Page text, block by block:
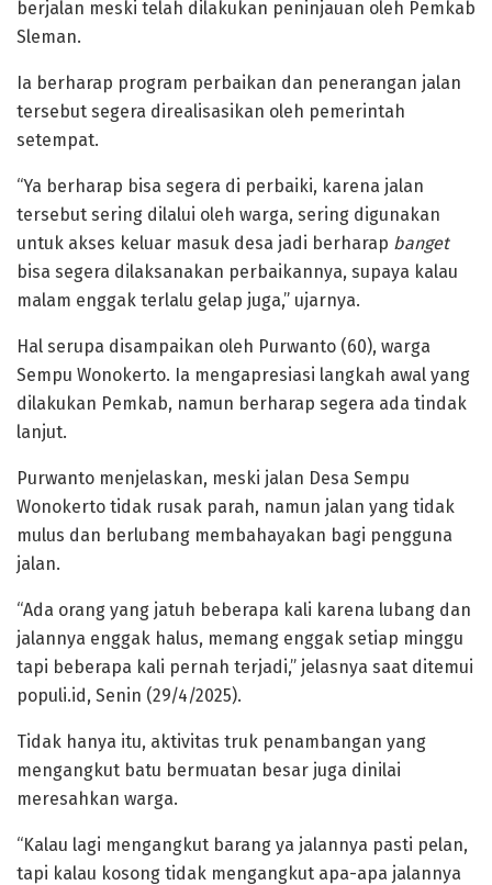
berjalan meski telah dilakukan peninjauan oleh Pemkab
Sleman.
Ia berharap program perbaikan dan penerangan jalan
tersebut segera direalisasikan oleh pemerintah
setempat.
“Ya berharap bisa segera di perbaiki, karena jalan
tersebut sering dilalui oleh warga, sering digunakan
untuk akses keluar masuk desa jadi berharap banget
bisa segera dilaksanakan perbaikannya, supaya kalau
malam enggak terlalu gelap juga,” ujarnya.
Hal serupa disampaikan oleh Purwanto (60), warga
Sempu Wonokerto. Ia mengapresiasi langkah awal yang
dilakukan Pemkab, namun berharap segera ada tindak
lanjut.
Purwanto menjelaskan, meski jalan Desa Sempu
Wonokerto tidak rusak parah, namun jalan yang tidak
mulus dan berlubang membahayakan bagi pengguna
jalan.
“Ada orang yang jatuh beberapa kali karena lubang dan
jalannya enggak halus, memang enggak setiap minggu
tapi beberapa kali pernah terjadi,” jelasnya saat ditemui
populi.id, Senin (29/4/2025).
Tidak hanya itu, aktivitas truk penambangan yang
mengangkut batu bermuatan besar juga dinilai
meresahkan warga.
“Kalau lagi mengangkut barang ya jalannya pasti pelan,
tapi kalau kosong tidak mengangkut apa-apa jalannya